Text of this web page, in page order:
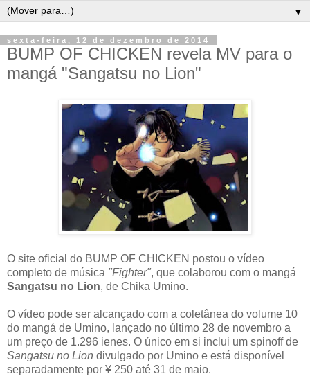
▼
sexta-feira, 12 de dezembro de 2014
BUMP OF CHICKEN revela MV para o
mangá "Sangatsu no Lion"
O site oficial do BUMP OF CHICKEN postou o vídeo
completo de música "Fighter", que colaborou com o mangá
Sangatsu no Lion, de Chika Umino.
O vídeo pode ser alcançado com a coletânea do volume 10
do mangá de Umino, lançado no último 28 de novembro a
um preço de 1.296 ienes. O único em si inclui um spinoff de
Sangatsu no Lion divulgado por Umino e está disponível
separadamente por ¥ 250 até 31 de maio.